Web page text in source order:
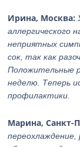
Ирина, Москва:
аллергического
неприятных
сок, так как
Положительные
неделю. Теперь
профилактики.
Марина, Санкт-
переохлаждение,